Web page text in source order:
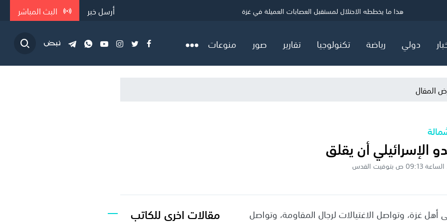
معركة طوفان الأقصى لم تنته بعد!
70 ألفا يؤدون صلاة الجمعة في المسجد الأقصى
هذا ما يخططه الاحتلال لمستقبل العصابات العميلة في غزة أرسل خبر البث المباشر
دولي رياضة تكنولوجيا تقارير صور منوعات
المقال
الإسرائيلي أن يقلق
أهل غزة، وتواصل الاغتيالات لرجال المقاومة، وتواصل مقالات اخرى للكاتب